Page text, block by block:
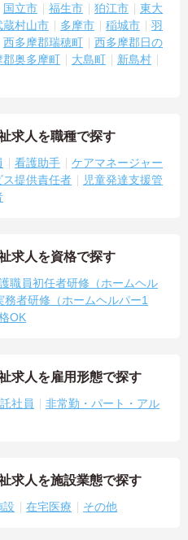
国立市 福生市 狛江市
東大
蔵村山市 多摩市 稲城市
羽
西多摩郡瑞穂町
西多摩郡日の
郡奥多摩町 大島町
新島村
求人を職種で探す
看護助手
ケアマネージャー
ス提供責任者
児童発達支援管
求人を資格で探す
職員初任者研修（ホームヘル
務者研修（ホームヘルパー1
OK
求人を雇用形態で探す
社員
非常勤・パート・アル
求人を施設業態で探す
設 在宅医療 その他